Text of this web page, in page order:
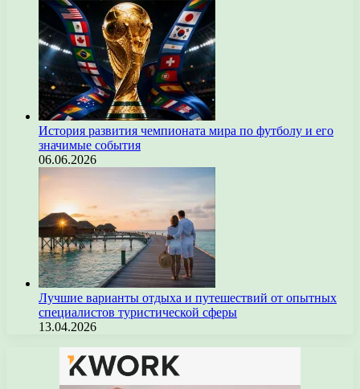
История развития чемпионата мира по футболу и его
значимые события
06.06.2026
Лучшие варианты отдыха и путешествий от опытных
специалистов туристической сферы
13.04.2026